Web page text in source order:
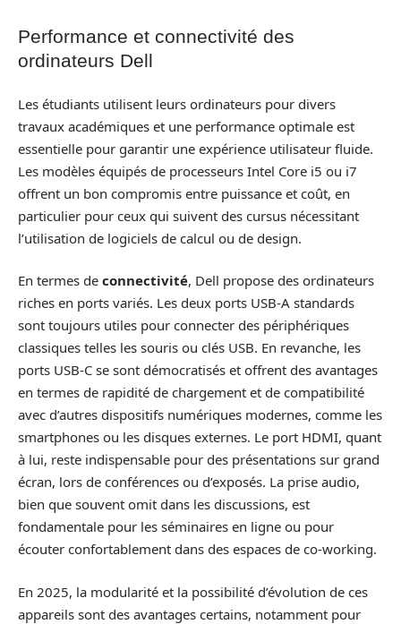
Performance et connectivité des
ordinateurs Dell
Les étudiants utilisent leurs ordinateurs pour divers
travaux académiques et une performance optimale est
essentielle pour garantir une expérience utilisateur fluide.
Les modèles équipés de processeurs Intel Core i5 ou i7
offrent un bon compromis entre puissance et coût, en
particulier pour ceux qui suivent des cursus nécessitant
l’utilisation de logiciels de calcul ou de design.
En termes de connectivité, Dell propose des ordinateurs
riches en ports variés. Les deux ports USB-A standards
sont toujours utiles pour connecter des périphériques
classiques telles les souris ou clés USB. En revanche, les
ports USB-C se sont démocratisés et offrent des avantages
en termes de rapidité de chargement et de compatibilité
avec d’autres dispositifs numériques modernes, comme les
smartphones ou les disques externes. Le port HDMI, quant
à lui, reste indispensable pour des présentations sur grand
écran, lors de conférences ou d’exposés. La prise audio,
bien que souvent omit dans les discussions, est
fondamentale pour les séminaires en ligne ou pour
écouter confortablement dans des espaces de co-working.
En 2025, la modularité et la possibilité d’évolution de ces
appareils sont des avantages certains, notamment pour